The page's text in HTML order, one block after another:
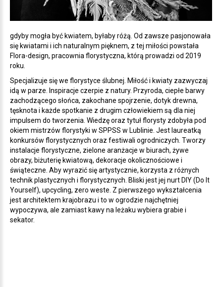
gdyby mogła być kwiatem, byłaby różą. Od zawsze pasjonowała
się kwiatami i ich naturalnym pięknem, z tej miłości powstała
Flora-design, pracownia florystyczna, którą prowadzi od 2019
roku.
Specjalizuje się we florystyce ślubnej. Miłość i kwiaty zazwyczaj
idą w parze. Inspiracje czerpie z natury. Przyroda, ciepłe barwy
zachodzącego słońca, zakochane spojrzenie, dotyk drewna,
tęsknota i każde spotkanie z drugim człowiekiem są dla niej
impulsem do tworzenia. Wiedzę oraz tytuł florysty zdobyła pod
okiem mistrzów florystyki w SPPSS w Lublinie. Jest laureatką
konkursów florystycznych oraz festiwali ogrodniczych. Tworzy
instalacje florystyczne, zielone aranżacje w biurach, żywe
obrazy, biżuterię kwiatową, dekoracje okolicznościowe i
świąteczne. Aby wyrazić się artystycznie, korzysta z różnych
technik plastycznych i florystycznych. Bliski jest jej nurt DIY (Do It
Yourself), upcycling, zero weste. Z pierwszego wykształcenia
jest architektem krajobrazu i to w ogrodzie najchętniej
wypoczywa, ale zamiast kawy na leżaku wybiera grabie i
sekator.